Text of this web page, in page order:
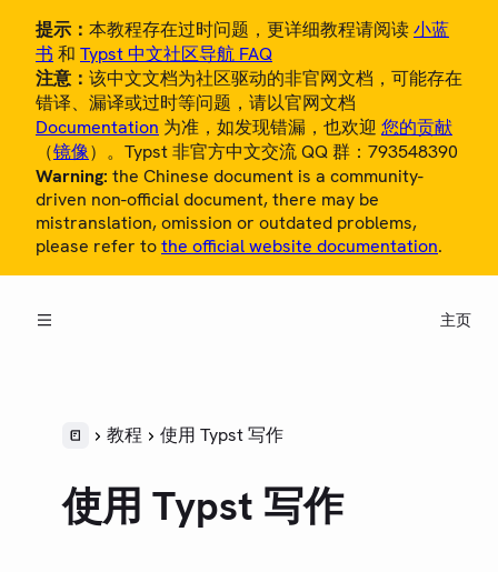
提示： 本教程存在过时问题，更详细教程请阅读小蓝
书 和 Typst 中文社区导航 FAQ
注意： 该中文文档为社区驱动的非官网文档，可能存在
错译、漏译或过时等问题，请以官网文档
Documentation 为准，如发现错漏，也欢迎 您的贡献
（镜像）。Typst 非官方中文交流 QQ 群：793548390
Warning: the Chinese document is a community-
driven non-official document, there may be
mistranslation, omission or outdated problems,
please refer tothe official website documentation.
主页
概览
教程
格式
中文用户指南
教程 使用 Typst 写作
使用 Typst 写作